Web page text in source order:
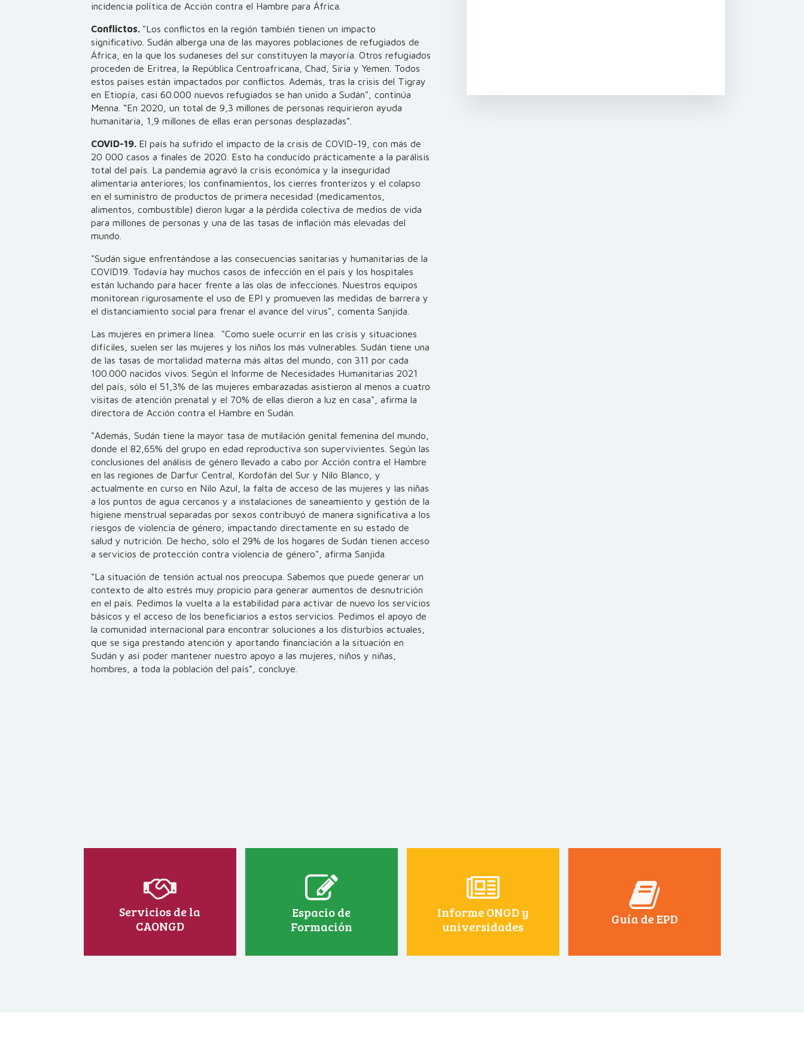
incidencia política de Acción contra el Hambre para África.
Conflictos. "Los conflictos en la región también tienen un impacto
significativo. Sudán alberga una de las mayores poblaciones de refugiados de
África, en la que los sudaneses del sur constituyen la mayoría. Otros refugiados
proceden de Eritrea, la República Centroafricana, Chad, Siria y Yemen. Todos
estos países están impactados por conflictos. Además, tras la crisis del Tigray
en Etiopía, casi 60.000 nuevos refugiados se han unido a Sudán", continúa
Menna. “En 2020, un total de 9,3 millones de personas requirieron ayuda
humanitaria, 1,9 millones de ellas eran personas desplazadas”.
COVID-19. El país ha sufrido el impacto de la crisis de COVID-19, con más de
20 000 casos a finales de 2020. Esto ha conducido prácticamente a la parálisis
total del país. La pandemia agravó la crisis económica y la inseguridad
alimentaria anteriores; los confinamientos, los cierres fronterizos y el colapso
en el suministro de productos de primera necesidad (medicamentos,
alimentos, combustible) dieron lugar a la pérdida colectiva de medios de vida
para millones de personas y una de las tasas de inflación más elevadas del
mundo.
"Sudán sigue enfrentándose a las consecuencias sanitarias y humanitarias de la
COVID19. Todavía hay muchos casos de infección en el país y los hospitales
están luchando para hacer frente a las olas de infecciones. Nuestros equipos
monitorean rigurosamente el uso de EPI y promueven las medidas de barrera y
el distanciamiento social para frenar el avance del virus", comenta Sanjida.
Las mujeres en primera línea. "Como suele ocurrir en las crisis y situaciones
difíciles, suelen ser las mujeres y los niños los más vulnerables. Sudán tiene una
de las tasas de mortalidad materna más altas del mundo, con 311 por cada
100.000 nacidos vivos. Según el Informe de Necesidades Humanitarias 2021
del país, sólo el 51,3% de las mujeres embarazadas asistieron al menos a cuatro
visitas de atención prenatal y el 70% de ellas dieron a luz en casa", afirma la
directora de Acción contra el Hambre en Sudán.
"Además, Sudán tiene la mayor tasa de mutilación genital femenina del mundo,
donde el 82,65% del grupo en edad reproductiva son supervivientes. Según las
conclusiones del análisis de género llevado a cabo por Acción contra el Hambre
en las regiones de Darfur Central, Kordofán del Sur y Nilo Blanco, y
actualmente en curso en Nilo Azul, la falta de acceso de las mujeres y las niñas
a los puntos de agua cercanos y a instalaciones de saneamiento y gestión de la
higiene menstrual separadas por sexos contribuyó de manera significativa a los
riesgos de violencia de género, impactando directamente en su estado de
salud y nutrición. De hecho, sólo el 29% de los hogares de Sudán tienen acceso
a servicios de protección contra violencia de género", afirma Sanjida.
“La situación de tensión actual nos preocupa. Sabemos que puede generar un
contexto de alto estrés muy propicio para generar aumentos de desnutrición
en el país. Pedimos la vuelta a la estabilidad para activar de nuevo los servicios
básicos y el acceso de los beneficiarios a estos servicios. Pedimos el apoyo de
la comunidad internacional para encontrar soluciones a los disturbios actuales,
que se siga prestando atención y aportando financiación a la situación en
Sudán y así poder mantener nuestro apoyo a las mujeres, niños y niñas,
hombres, a toda la población del país”, concluye.
Servicios de la
CAONGD
Espacio de
Formación
Informe ONGD y
universidades
Guía de EPD